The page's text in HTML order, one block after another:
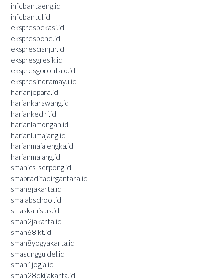
infobantaeng.id
infobantul.id
ekspresbekasi.id
ekspresbone.id
eksprescianjur.id
ekspresgresik.id
ekspresgorontalo.id
ekspresindramayu.id
harianjepara.id
hariankarawang.id
hariankediri.id
harianlamongan.id
harianlumajang.id
harianmajalengka.id
harianmalang.id
smanics-serpong.id
smapraditadirgantara.id
sman8jakarta.id
smalabschool.id
smaskanisius.id
sman2jakarta.id
sman68jkt.id
sman8yogyakarta.id
smasungguldel.id
sman1jogja.id
sman28dkijakarta.id